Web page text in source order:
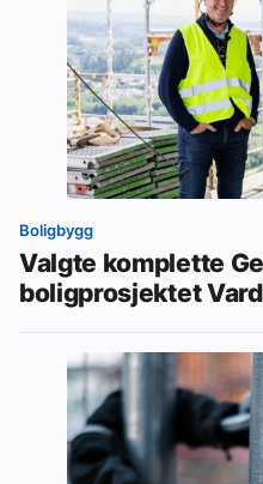
Boligbygg
Valgte komplette
boligprosjektet